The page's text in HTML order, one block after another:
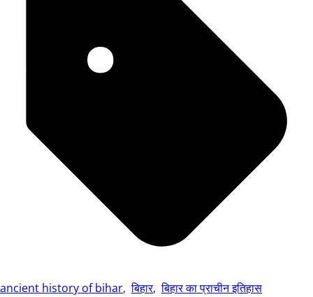
ancient history of bihar,बिहार,बिहार का प्राचीन इतिहास